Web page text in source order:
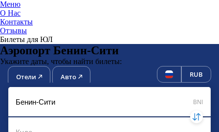
Меню
О Нас
Контакты
Отзывы
Билеты для ЮЛ
Аэропорт Бенин-Сити
Укажите даты, чтобы найти билеты:
Отели Авто RUB
BNI